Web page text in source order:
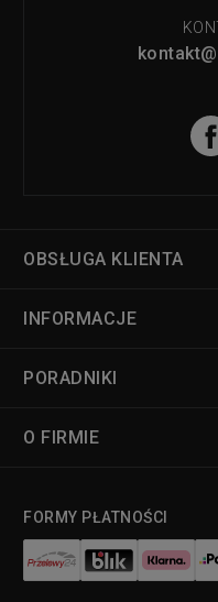
OBSŁUGA KLIENTA
INFORMACJE
PORADNIKI
O FIRMIE
FORMY PŁATNOŚCI